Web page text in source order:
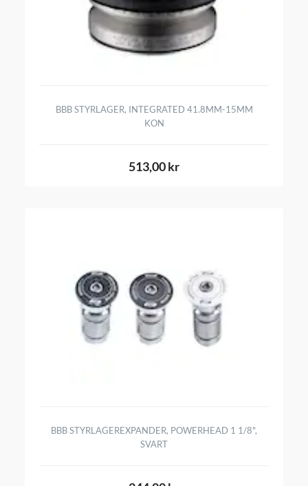
BBB STYRLAGER, INTEGRATED 41.8MM-15MM
KON
513,00 kr
BBB STYRLAGEREXPANDER, POWERHEAD 1 1/8",
SVART